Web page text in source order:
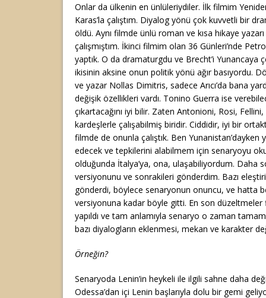
Onlar da ülkenin en ünlüleriydiler. İlk filmim
Karas’la çalıştım. Diyalog yönü çok kuvvetli bir
öldü. Aynı filmde ünlü roman ve kısa hikaye
çalışmıştım. İkinci filmim olan 36 Günleri’nde
yaptık. O da dramaturgdu ve Brecht’i Yunancaya
ikisinin aksine onun politik yönü ağır basıyordu.
ve yazar Nollas Dimitris, sadece Arıcı’da bana
değişik özellikleri vardı. Tonino Guerra ise
çıkartacağını iyi bilir. Zaten Antonioni, Rosi,
kardeşlerle çalışabilmiş biridir. Ciddidir, iyi bir
filmde de onunla çalıştık. Ben Yunanistan’dayken
edecek ve tepkilerini alabilmem için senaryoyu
olduğunda İtalya’ya, ona, ulaşabiliyordum. Daha
versiyonunu ve sonrakileri gönderdim. Bazı
gönderdi, böylece senaryonun onuncu, ve hatta
versiyonuna kadar böyle gitti. En son düzeltmeler
yapıldı ve tam anlamıyla senaryo o zaman
bazı diyalogların eklenmesi, mekan ve karakter
Örneğin?
Senaryoda Lenin’in heykeli ile ilgili sahne daha
Odessa’dan içi Lenin başlarıyla dolu bir gemi